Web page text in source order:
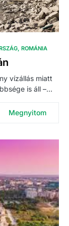
ROMÁNIA
vízállás miatt
is áll –…
Megnyitom